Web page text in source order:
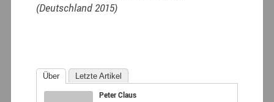
(Deutschland 2015)
Über Letzte Artikel
Peter Claus